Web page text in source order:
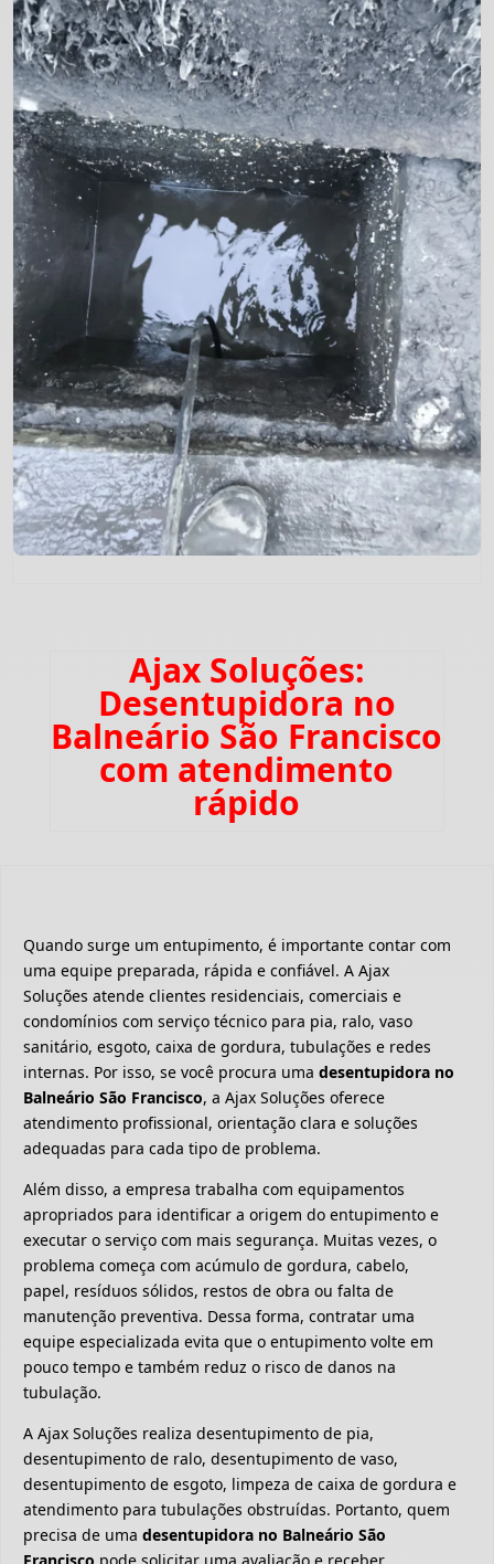
Ajax Soluções:
Desentupidora no
Balneário São Francisco
com atendimento
rápido
Quando surge um entupimento, é importante contar com
uma equipe preparada, rápida e confiável. A Ajax
Soluções atende clientes residenciais, comerciais e
condomínios com serviço técnico para pia, ralo, vaso
sanitário, esgoto, caixa de gordura, tubulações e redes
internas. Por isso, se você procura uma desentupidora no
Balneário São Francisco, a Ajax Soluções oferece
atendimento profissional, orientação clara e soluções
adequadas para cada tipo de problema.
Além disso, a empresa trabalha com equipamentos
apropriados para identificar a origem do entupimento e
executar o serviço com mais segurança. Muitas vezes, o
problema começa com acúmulo de gordura, cabelo,
papel, resíduos sólidos, restos de obra ou falta de
manutenção preventiva. Dessa forma, contratar uma
equipe especializada evita que o entupimento volte em
pouco tempo e também reduz o risco de danos na
tubulação.
A Ajax Soluções realiza desentupimento de pia,
desentupimento de ralo, desentupimento de vaso,
desentupimento de esgoto, limpeza de caixa de gordura e
atendimento para tubulações obstruídas. Portanto, quem
precisa de uma desentupidora no Balneário São